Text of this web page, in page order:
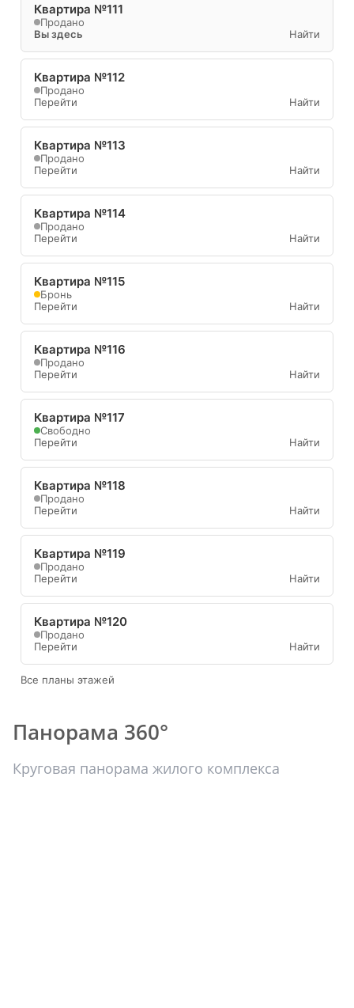
Квартира №111
Продано
Вы здесь
Найти
Квартира №112
Продано
Перейти
Найти
Квартира №113
Продано
Перейти
Найти
Квартира №114
Продано
Перейти
Найти
Квартира №115
Бронь
Перейти
Найти
Квартира №116
Продано
Перейти
Найти
Квартира №117
Свободно
Перейти
Найти
Квартира №118
Продано
Перейти
Найти
Квартира №119
Продано
Перейти
Найти
Квартира №120
Продано
Перейти
Найти
Все планы этажей
Панорама 360°
Круговая панорама жилого комплекса